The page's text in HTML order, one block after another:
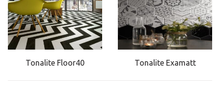
Tonalite Floor40 Tonalite Examatt